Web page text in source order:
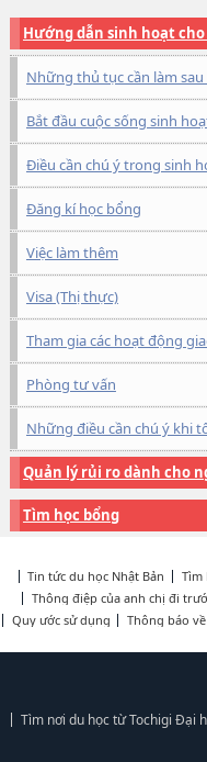
Hướng dẫn sinh hoạt
Những thủ tục cần làm
Bắt đầu cuộc sống sinh
Điều cần chú ý trong sinh
Đăng kí học bổng
Việc làm thêm
Visa (Thị thực)
Tham gia các hoạt động
Phòng tư vấn
Những điều cần chú ý khi
Quản lý rủi ro dành cho
Tìm học bổng
Tin tức du học Nhật Bản Tìm
Thông điệp của anh chị đi
Quy ước sử dụng
Thông báo
Tìm nơi du học từ Tochigi Đại